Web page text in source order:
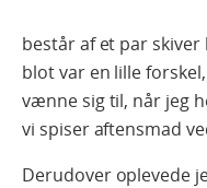
består af et par
blot var en lille
vænne sig til, når jeg
vi spiser aftensmad
Derudover oplevede